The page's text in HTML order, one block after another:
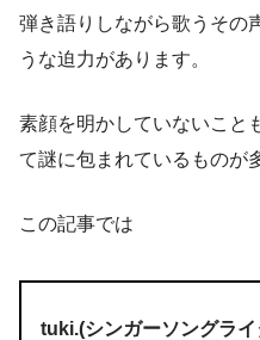
弾き語りしながら歌うその
うな迫力があります。
素顔を明かしていないこと
て謎に包まれているものが
この記事では
tuki.(シンガーソングラ